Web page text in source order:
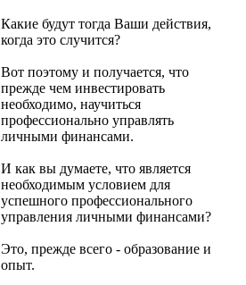
Какие будут тогда Ваши действия,
когда это случится?
Вот поэтому и получается, что
прежде чем инвестировать
необходимо, научиться
профессионально управлять
личными финансами.
И как вы думаете, что является
необходимым условием для
успешного профессионального
управления личными финансами?
Это, прежде всего - образование и
опыт.